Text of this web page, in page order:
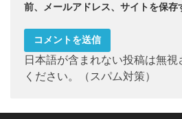
前、メールアドレス、サイトを保存
日本語が含まれない投稿は無
ください。（スパム対策）